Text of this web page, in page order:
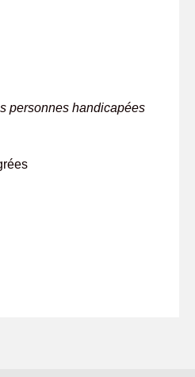
personnes handicapées